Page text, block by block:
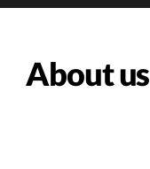
About us